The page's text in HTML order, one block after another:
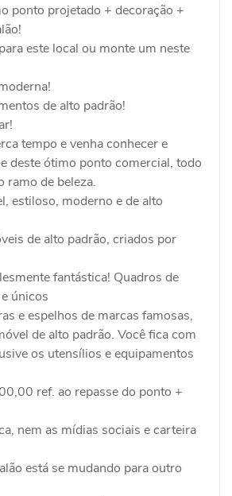
ponto projetado + decoração +
este local ou monte um neste
de alto padrão!
tempo e venha conhecer e
deste ótimo ponto comercial, todo
ramo de beleza.
estiloso, moderno e de alto
de alto padrão, criados por
fantástica! Quadros de
únicos
e espelhos de marcas famosas,
de alto padrão. Você fica com
os utensílios e equipamentos
ref. ao repasse do ponto +
nem as mídias sociais e carteira
está se mudando para outro